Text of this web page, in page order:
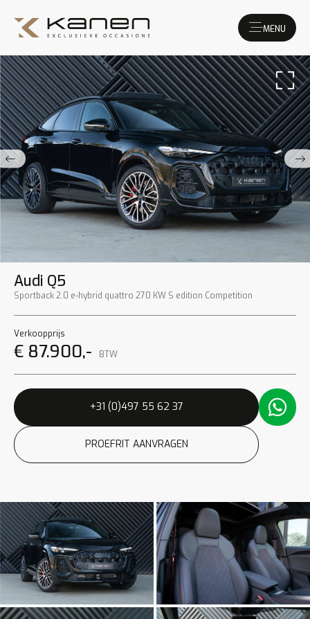
MENU
Audi Q5
Sportback 2.0 e-hybrid quattro 270 KW S edition Competition
Verkoopprijs
€ 87.900,- BTW
+31 (0)497 55 62 37
PROEFRIT AANVRAGEN